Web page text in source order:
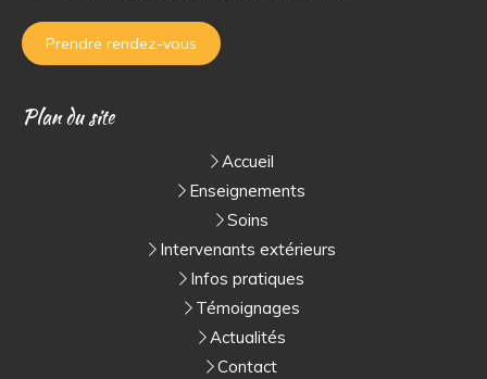
Prendre rendez-vous
Plan du site
Accueil
Enseignements
Soins
Intervenants extérieurs
Infos pratiques
Témoignages
Actualités
Contact